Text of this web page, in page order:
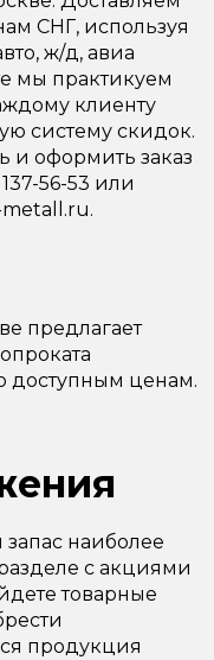
СНГ, используя
ж/д, авиа
мы практикуем
клиенту
систему скидок.
и оформить заказ
56-53 или
metall.ru.
предлагает
доступным ценам.
наиболее
с акциями
товарные
продукция